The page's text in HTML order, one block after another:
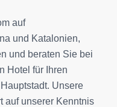
auf
und Katalonien,
und beraten Sie bei
Hotel für Ihren
Unsere
auf unserer Kenntnis